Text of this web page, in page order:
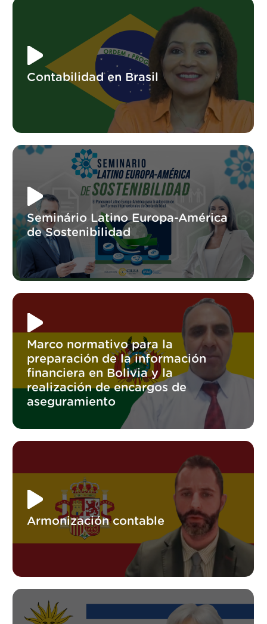
Contabilidad en Brasil
Seminário Latino Europa-América
de Sostenibilidad
Marco normativo para la
preparación de la información
financiera en Bolivia y la
realización de encargos de
aseguramiento
Armonización contable